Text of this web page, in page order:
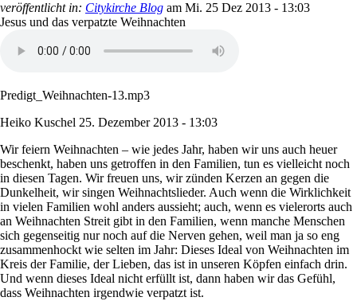
veröffentlicht in: Citykirche Blog am Mi. 25 Dez 2013 - 13:03
Jesus und das verpatzte Weihnachten
Predigt_Weihnachten-13.mp3
Heiko Kuschel 25. Dezember 2013 - 13:03
Wir feiern Weihnachten – wie jedes Jahr, haben wir uns auch heuer
beschenkt, haben uns getroffen in den Familien, tun es vielleicht noch
in diesen Tagen. Wir freuen uns, wir zünden Kerzen an gegen die
Dunkelheit, wir singen Weihnachtslieder. Auch wenn die Wirklichkeit
in vielen Familien wohl anders aussieht; auch, wenn es vielerorts auch
an Weihnachten Streit gibt in den Familien, wenn manche Menschen
sich gegenseitig nur noch auf die Nerven gehen, weil man ja so eng
zusammenhockt wie selten im Jahr: Dieses Ideal von Weihnachten im
Kreis der Familie, der Lieben, das ist in unseren Köpfen einfach drin.
Und wenn dieses Ideal nicht erfüllt ist, dann haben wir das Gefühl,
dass Weihnachten irgendwie verpatzt ist.